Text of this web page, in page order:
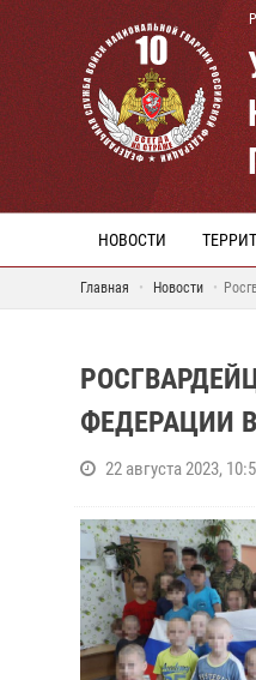
НОВОСТИ
Главная Новости
ФЕДЕРАЦИИ
22 августа 2023,